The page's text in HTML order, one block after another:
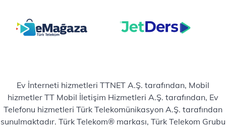
Ev İnterneti hizmetleri TTNET A.Ş. tarafından, Mobil
hizmetler TT Mobil İletişim Hizmetleri A.Ş. tarafından, Ev
Telefonu hizmetleri Türk Telekomünikasyon A.Ş. tarafından
sunulmaktadır. Türk Telekom® markası, Türk Telekom Grubu